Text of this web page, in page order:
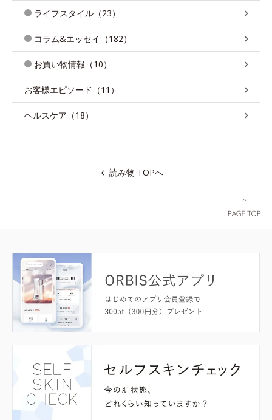
ライフスタイル（23）
コラム&エッセイ（182）
お買い物情報（10）
お客様エピソード（11）
ヘルスケア（18）
読み物 TOPへ